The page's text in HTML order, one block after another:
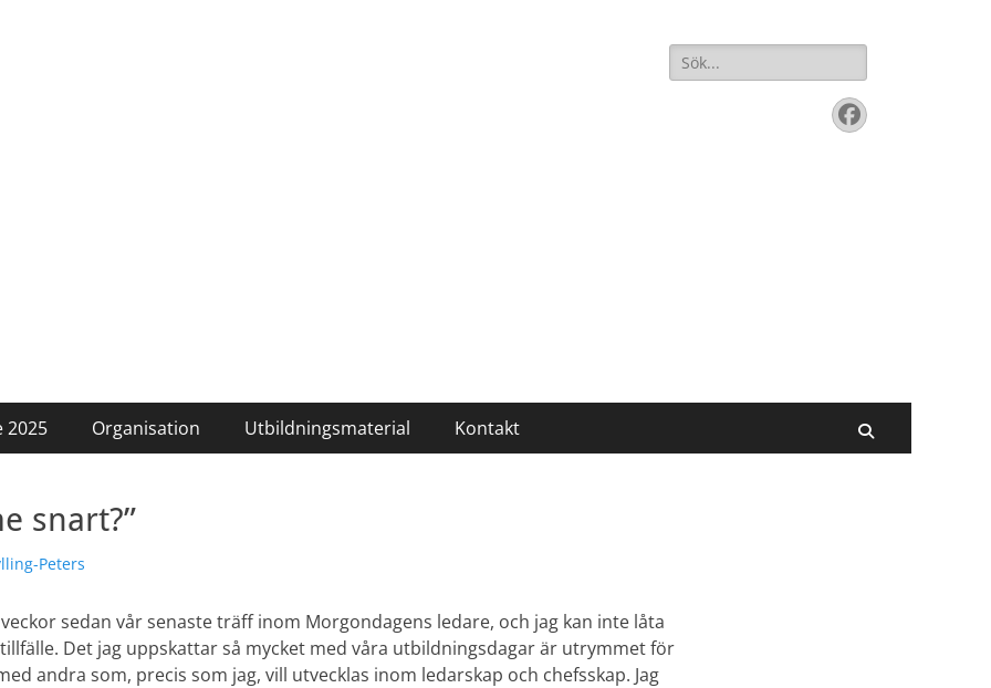
Sök
efter:
Facebook
2025 Organisation Utbildningsmaterial Kontakt
snart?”
Peters
sedan vår senaste träff inom Morgondagens ledare, och jag kan inte låta
Det jag uppskattar så mycket med våra utbildningsdagar är utrymmet för
andra som, precis som jag, vill utvecklas inom ledarskap och chefsskap. Jag